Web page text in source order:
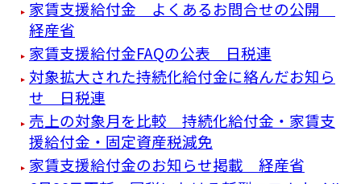
家賃支援給付金 よくあるお問合せの公開
経産省
家賃支援給付金FAQの公表 日税連
対象拡大された持続化給付金に絡んだお知ら
せ 日税連
売上の対象月を比較 持続化給付金・家賃支
援給付金・固定資産税減免
家賃支援給付金のお知らせ掲載 経産省